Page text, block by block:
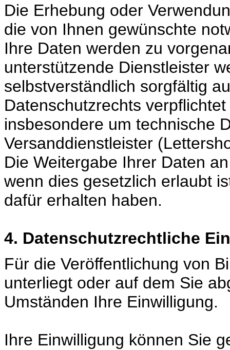
Die Erhebung oder
die von Ihnen gewünschte
Ihre Daten werden zu
unterstützende Dienstleister
selbstverständlich sorgfältig
Datenschutzrechts
insbesondere um technische
Versanddienstleister
Die Weitergabe Ihrer Daten
wenn dies gesetzlich erlaubt
dafür erhalten haben.
4. Datenschutzrechtliche
Für die Veröffentlichung von
unterliegt oder auf dem Sie
Umständen Ihre Einwilligung.
Ihre Einwilligung können Sie